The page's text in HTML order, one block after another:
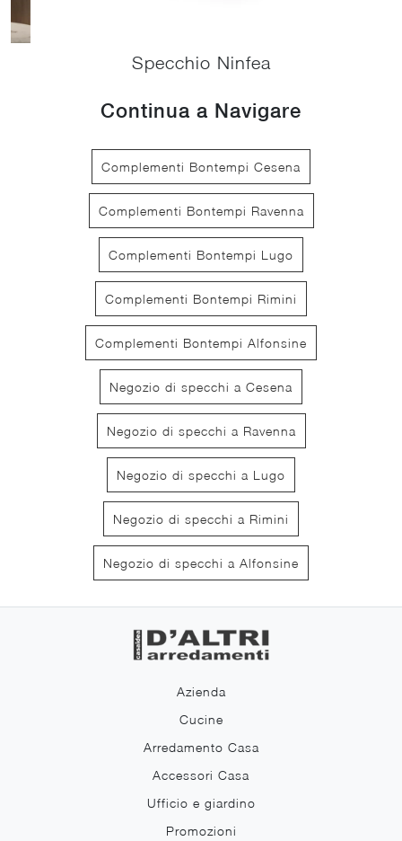
Specchio Ninfea
Continua a Navigare
Complementi Bontempi Cesena
Complementi Bontempi Ravenna
Complementi Bontempi Lugo
Complementi Bontempi Rimini
Complementi Bontempi Alfonsine
Negozio di specchi a Cesena
Negozio di specchi a Ravenna
Negozio di specchi a Lugo
Negozio di specchi a Rimini
Negozio di specchi a Alfonsine
Azienda
Cucine
Arredamento Casa
Accessori Casa
Ufficio e giardino
Promozioni